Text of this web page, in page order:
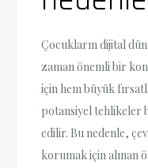
Çocukların dijital
zaman önemli bir
için hem büyük
potansiyel tehlikeler
edilir. Bu nedenle,
korumak için alınan